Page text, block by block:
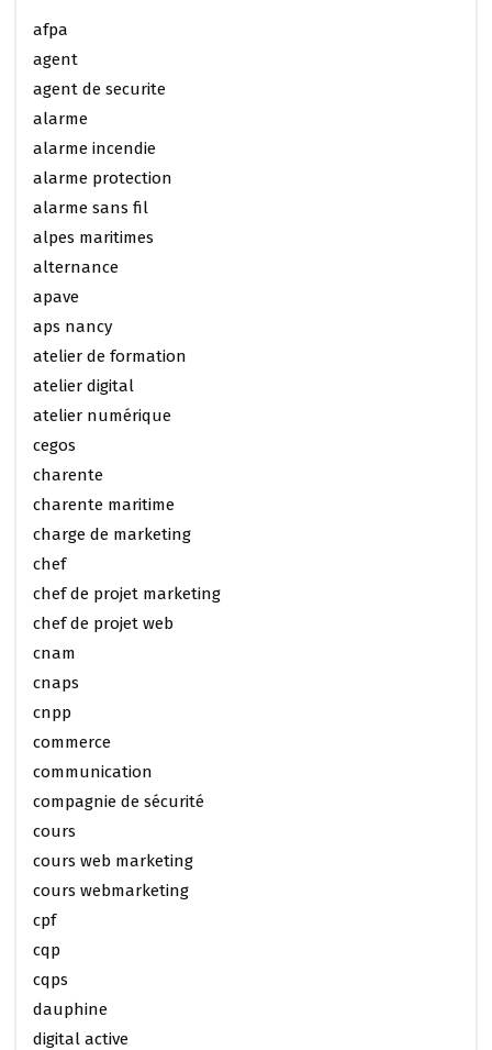
afpa
agent
agent de securite
alarme
alarme incendie
alarme protection
alarme sans fil
alpes maritimes
alternance
apave
aps nancy
atelier de formation
atelier digital
atelier numérique
cegos
charente
charente maritime
charge de marketing
chef
chef de projet marketing
chef de projet web
cnam
cnaps
cnpp
commerce
communication
compagnie de sécurité
cours
cours web marketing
cours webmarketing
cpf
cqp
cqps
dauphine
digital active